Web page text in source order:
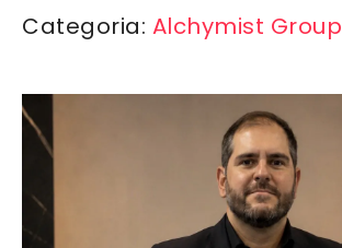
Categoria: Alchymist Group